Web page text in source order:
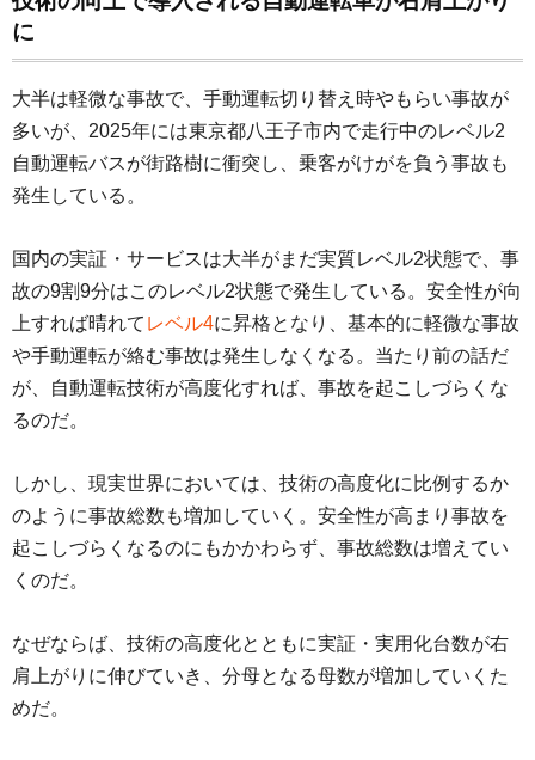
に
大半は軽微な事故で、手動運転切り替え時やもらい事故が
多いが、2025年には東京都八王子市内で走行中のレベル2
自動運転バスが街路樹に衝突し、乗客がけがを負う事故も
発生している。
国内の実証・サービスは大半がまだ実質レベル2状態で、事
故の9割9分はこのレベル2状態で発生している。安全性が向
上すれば晴れて レベル4に昇格となり、基本的に軽微な事故
や手動運転が絡む事故は発生しなくなる。当たり前の話だ
が、自動運転技術が高度化すれば、事故を起こしづらくな
るのだ。
しかし、現実世界においては、技術の高度化に比例するか
のように事故総数も増加していく。安全性が高まり事故を
起こしづらくなるのにもかかわらず、事故総数は増えてい
くのだ。
なぜならば、技術の高度化とともに実証・実用化台数が右
肩上がりに伸びていき、分母となる母数が増加していくた
めだ。